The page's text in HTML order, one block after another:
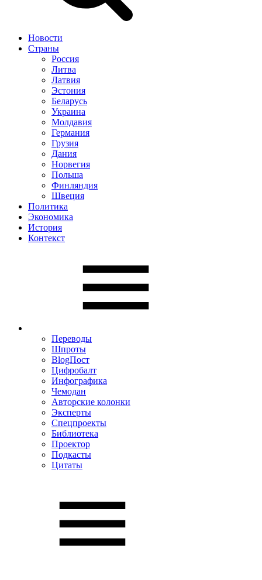
Новости
Страны
Россия
Литва
Латвия
Эстония
Беларусь
Украина
Молдавия
Германия
Грузия
Дания
Норвегия
Польша
Финляндия
Швеция
Политика
Экономика
История
Контекст
Переводы
Шпроты
BlogПост
Цифробалт
Инфографика
Чемодан
Авторские колонки
Эксперты
Спецпроекты
Библиотека
Проектор
Подкасты
Цитаты